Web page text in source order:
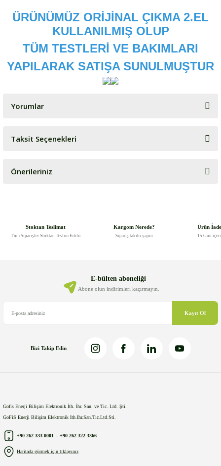
ÜRÜNÜMÜZ ORİJİNAL ÇIKMA 2.EL
KULLANILMIŞ OLUP
TÜM TESTLERİ VE BAKIMLARI
YAPILARAK SATIŞA SUNULMUŞTUR
Yorumlar
Bu ürüne ilk yorumu siz yapın!
Taksit Seçenekleri
Önerileriniz
Ürün bilgilerinde hatalar bulunuyor.
Ürün fiyatı diğer sitelerden daha pahalı.
Stoktan Teslimat
Tüm Siparişler Stoktan Teslim Edilir
Kargom Nerede?
Sipariş takibi yapın
Ürün
15 Gün
E-bülten aboneliği
Abone olun indirimleri kaçırmayın.
Kayıt Ol
Bizi Takip Edin
Gofis Enerji Bilişim Elektronik İth. İhr. San. ve Tic. Ltd. Şti.
GoFiS Enerji Bilişim Elektronik Ith.Ihr.San.Tic.Ltd.Sti.
+90 262 333 0001 - +90 262 322 3366
Haritada görmek için tıklayınız